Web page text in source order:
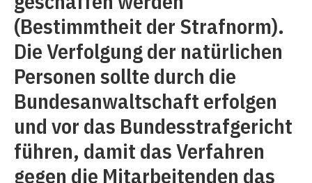
(Bestimmtheit der Strafnorm).
Die Verfolgung der natürlichen
Personen sollte durch die
Bundesanwaltschaft erfolgen
und vor das Bundesstrafgericht
führen, damit das Verfahren
gegen die Mitarbeitenden das